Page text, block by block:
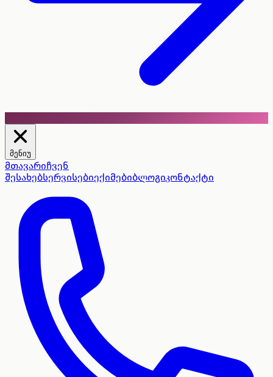
მენიუ
მთავარიჩვენ
შესახებსერვისებიექიმებიბლოგიკონტაქტი